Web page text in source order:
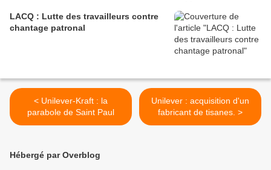
LACQ : Lutte des travailleurs contre
chantage patronal
< Unilever-Kraft : la
parabole de Saint Paul
Unilever : acquisition d'un
fabricant de tisanes. >
Hébergé par Overblog